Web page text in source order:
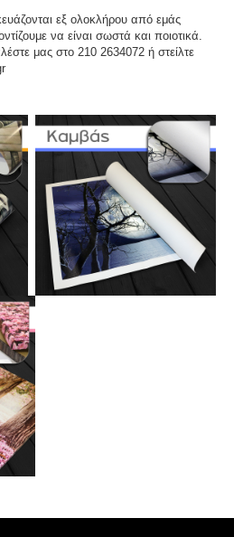
εξ ολοκλήρου από εμάς
να είναι σωστά και ποιοτικά.
μας στο 210 2634072 ή στείλτε